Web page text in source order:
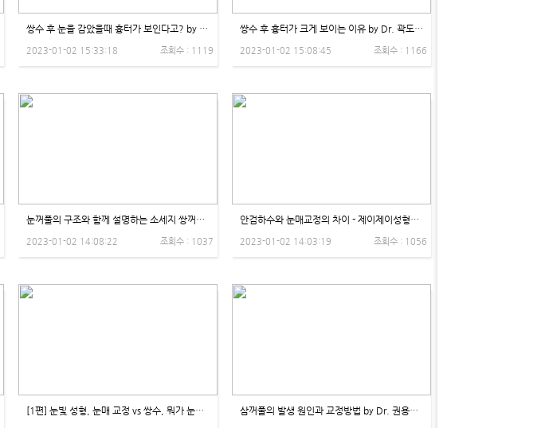
쌍수 후 눈을 감았을때 흉터가 보인다고? by Dr. 권용석 - 제이제이성형외과
2023-01-02 15:33:18 조회수 : 1119
쌍수 후 흉터가 크게 보이는 이유 by Dr. 곽도훈 - 제이제이성형외과
2023-01-02 15:08:45 조회수 : 1166
눈꺼풀의 구조와 함께 설명하는 소세지 쌍꺼풀 - 제이제이성형외과
2023-01-02 14:08:22 조회수 : 1037
안검하수와 눈매교정의 차이 - 제이제이성형외과
2023-01-02 14:03:19 조회수 : 1056
[1편] 눈빛 성형, 눈매 교정 vs 쌍수, 뭐가 눈처짐에 좋은가요? - 제이제이성형외과 삼꺼풀의 발생 원인과 교정방법 by Dr. 권용석 - 제이제이성형외과